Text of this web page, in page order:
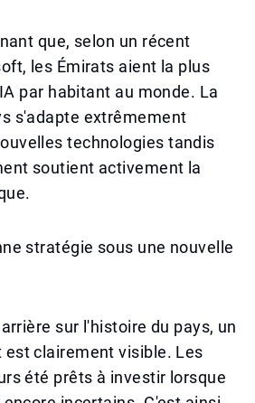
que, selon un récent
les Émirats aient la plus
par habitant au monde. La
s'adapte extrêmement
technologies tandis
soutient activement la
stratégie sous une nouvelle
sur l'histoire du pays, un
est clairement visible. Les
été prêts à investir lorsque